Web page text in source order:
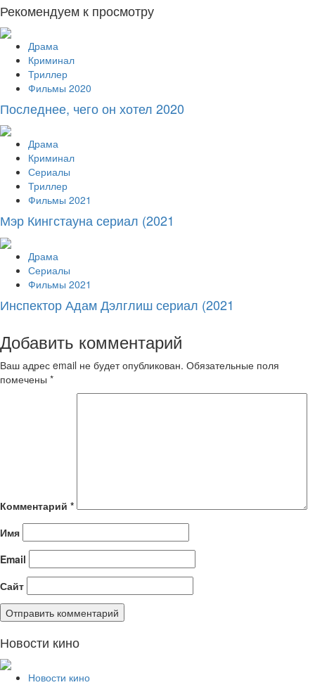
Рекомендуем к просмотру
Драма
Криминал
Триллер
Фильмы 2020
Последнее, чего он хотел 2020
Драма
Криминал
Сериалы
Триллер
Фильмы 2021
Мэр Кингстауна сериал (2021
Драма
Сериалы
Фильмы 2021
Инспектор Адам Дэлглиш сериал (2021
Добавить комментарий
Ваш адрес email не будет опубликован. Обязательные поля
помечены *
Комментарий *
Имя
Email
Сайт
Новости кино
Новости кино